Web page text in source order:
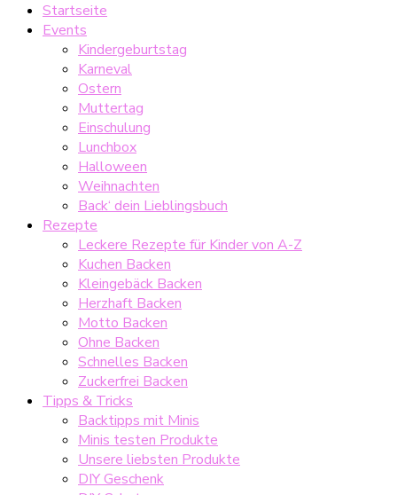
Startseite
Events
Kindergeburtstag
Karneval
Ostern
Muttertag
Einschulung
Lunchbox
Halloween
Weihnachten
Back‘ dein Lieblingsbuch
Rezepte
Leckere Rezepte für Kinder von A-Z
Kuchen Backen
Kleingebäck Backen
Herzhaft Backen
Motto Backen
Ohne Backen
Schnelles Backen
Zuckerfrei Backen
Tipps & Tricks
Backtipps mit Minis
Minis testen Produkte
Unsere liebsten Produkte
DIY Geschenk